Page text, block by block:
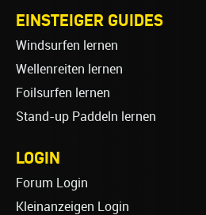
EINSTEIGER GUIDES
Windsurfen lernen
Wellenreiten lernen
Foilsurfen lernen
Stand-up Paddeln lernen
LOGIN
Forum Login
Kleinanzeigen Login